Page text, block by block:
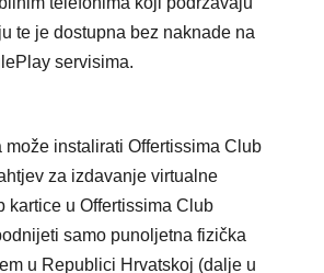
te je dostupna bez naknade na
servisima.
može instalirati Offertissima Club
za izdavanje virtualne
kartice u Offertissima Club
samo punoljetna fizička
u Republici Hrvatskoj (dalje u